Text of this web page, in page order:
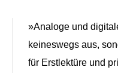
»Analoge und
keineswegs aus,
für Erstlektüre und